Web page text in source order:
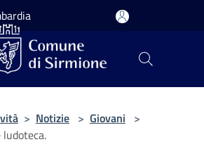
> Notizie > Giovani >
ludoteca.